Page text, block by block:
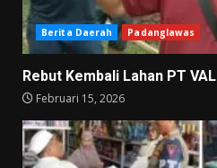
Berita Daerah Padanglawas
Rebut Kembali Lahan PT VAL
Februari 15, 2026